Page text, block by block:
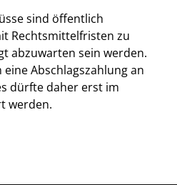
sind öffentlich
Rechtsmittelfristen zu
abzuwarten sein werden.
Abschlagszahlung an
dürfte daher erst im
werden.